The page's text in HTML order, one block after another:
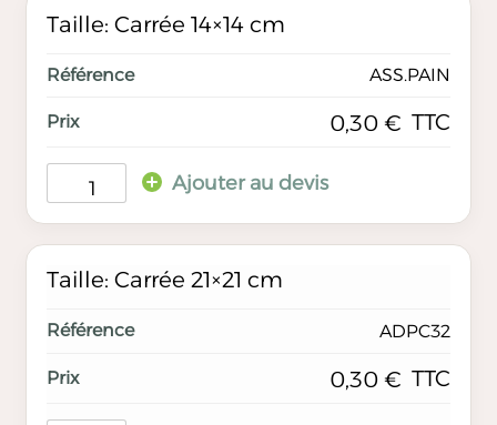
Taille: Carrée 14×14 cm
ASS.PAIN
0,30 € TTC
Ajouter au devis
Taille: Carrée 21×21 cm
ADPC32
0,30 € TTC